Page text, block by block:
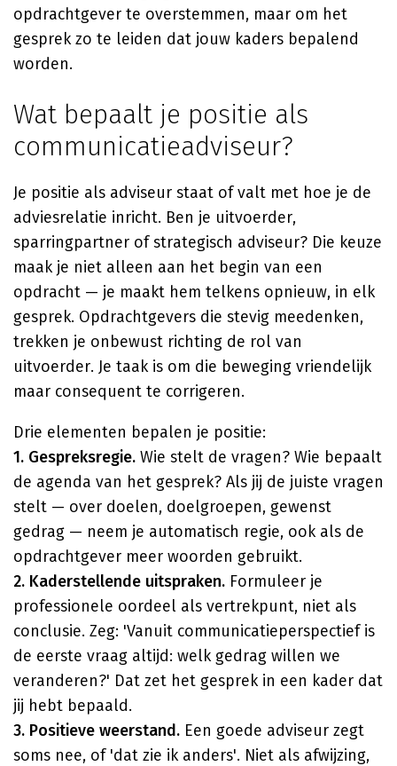
opdrachtgever te overstemmen, maar om het
gesprek zo te leiden dat jouw kaders bepalend
worden.
Wat bepaalt je positie als
communicatieadviseur?
Je positie als adviseur staat of valt met hoe je de
adviesrelatie inricht. Ben je uitvoerder,
sparringpartner of strategisch adviseur? Die keuze
maak je niet alleen aan het begin van een
opdracht — je maakt hem telkens opnieuw, in elk
gesprek. Opdrachtgevers die stevig meedenken,
trekken je onbewust richting de rol van
uitvoerder. Je taak is om die beweging vriendelijk
maar consequent te corrigeren.
Drie elementen bepalen je positie:
1. Gespreksregie. Wie stelt de vragen? Wie bepaalt
de agenda van het gesprek? Als jij de juiste vragen
stelt — over doelen, doelgroepen, gewenst
gedrag — neem je automatisch regie, ook als de
opdrachtgever meer woorden gebruikt.
2. Kaderstellende uitspraken. Formuleer je
professionele oordeel als vertrekpunt, niet als
conclusie. Zeg: 'Vanuit communicatieperspectief is
de eerste vraag altijd: welk gedrag willen we
veranderen?' Dat zet het gesprek in een kader dat
jij hebt bepaald.
3. Positieve weerstand. Een goede adviseur zegt
soms nee, of 'dat zie ik anders'. Niet als afwijzing,